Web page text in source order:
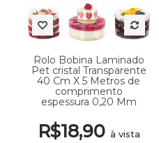
Rolo Bobina Laminado
Pet cristal Transparente
40 Cm X 5 Metros de
comprimento
espessura 0,20 Mm
R$18,90 à vista